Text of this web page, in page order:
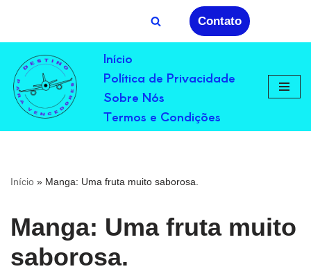
para
o
conteúdo
Contato
Início
Política de Privacidade
Sobre Nós
Termos e Condições
Início » Manga: Uma fruta muito saborosa.
Manga: Uma fruta muito
saborosa.